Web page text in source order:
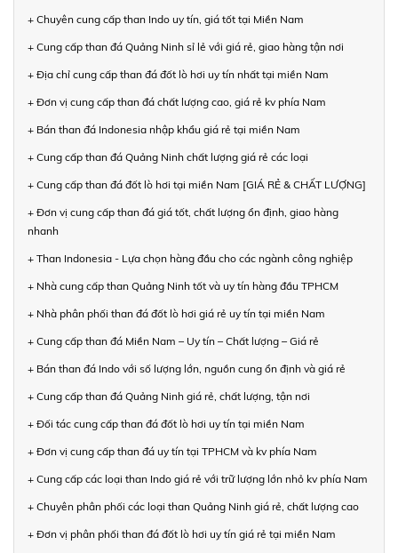
+ Chuyên cung cấp than Indo uy tín, giá tốt tại Miền Nam
+ Cung cấp than đá Quảng Ninh sỉ lẻ với giá rẻ, giao hàng tận nơi
+ Địa chỉ cung cấp than đá đốt lò hơi uy tín nhất tại miền Nam
+ Đơn vị cung cấp than đá chất lượng cao, giá rẻ kv phía Nam
+ Bán than đá Indonesia nhập khẩu giá rẻ tại miền Nam
+ Cung cấp than đá Quảng Ninh chất lượng giá rẻ các loại
+ Cung cấp than đá đốt lò hơi tại miền Nam [GIÁ RẺ & CHẤT LƯỢNG]
+ Đơn vị cung cấp than đá giá tốt, chất lượng ổn định, giao hàng
nhanh
+ Than Indonesia - Lựa chọn hàng đầu cho các ngành công nghiệp
+ Nhà cung cấp than Quảng Ninh tốt và uy tín hàng đầu TPHCM
+ Nhà phân phối than đá đốt lò hơi giá rẻ uy tín tại miền Nam
+ Cung cấp than đá Miền Nam – Uy tín – Chất lượng – Giá rẻ
+ Bán than đá Indo với số lượng lớn, nguồn cung ổn định và giá rẻ
+ Cung cấp than đá Quảng Ninh giá rẻ, chất lượng, tận nơi
+ Đối tác cung cấp than đá đốt lò hơi uy tín tại miền Nam
+ Đơn vị cung cấp than đá uy tín tại TPHCM và kv phía Nam
+ Cung cấp các loại than Indo giá rẻ với trữ lượng lớn nhỏ kv phía Nam
+ Chuyên phân phối các loại than Quảng Ninh giá rẻ, chất lượng cao
+ Đơn vị phân phối than đá đốt lò hơi uy tín giá rẻ tại miền Nam